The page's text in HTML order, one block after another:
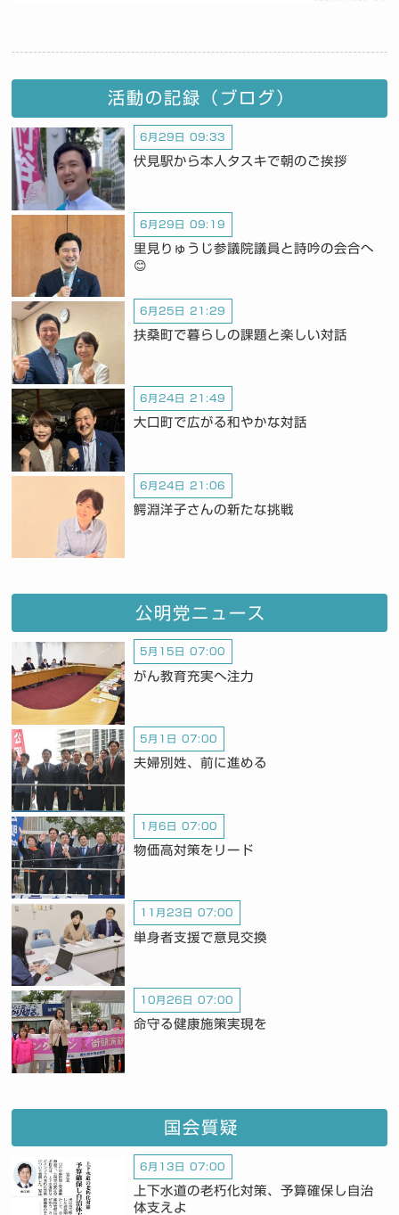
活動の記録（ブログ）
6月29日 09:33
伏見駅から本人タスキで朝のご挨拶
6月29日 09:19
里見りゅうじ参議院議員と詩吟の会合へ
😊
6月25日 21:29
扶桑町で暮らしの課題と楽しい対話
6月24日 21:49
大口町で広がる和やかな対話
6月24日 21:06
鰐淵洋子さんの新たな挑戦
公明党ニュース
5月15日 07:00
がん教育充実へ注力
5月1日 07:00
夫婦別姓、前に進める
1月6日 07:00
物価高対策をリード
11月23日 07:00
単身者支援で意見交換
10月26日 07:00
命守る健康施策実現を
国会質疑
6月13日 07:00
上下水道の老朽化対策、予算確保し自治
体支えよ